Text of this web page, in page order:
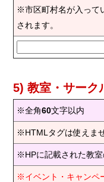
※市区町村名が入って
されます。
5) 教室・サーク
※全角60文字以内
※HTMLタグは使えませ
※HPに記載された教室
※イベント・キャンペ